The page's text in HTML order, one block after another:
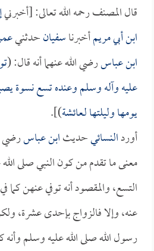
قال المصنف رحمه الله تعالى: [أخبرني
ابن أبي مريمأخبرناسفيانحدثني
ابن عباسرضي الله عنهما أنه قال: (
عليه وآله وسلم وعنده تسع نسوة
يومها وليلتها لـعائشة)].
أوردالنسائيحديثابن عباسرضي
معنى ما تقدم من كون النبي صلى
التسع، والمقصود أنه توفي عنهن كما
عنه، وإلا فالزواج بإحدى عشرة،
رسول الله صلى الله عليه وسلم